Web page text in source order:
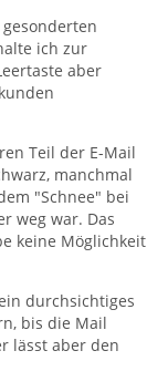
ich zur
aber
Teil der E-Mail
manchmal
"Schnee" bei
weg war. Das
keine Möglichkeit
durchsichtiges
bis die Mail
lässt aber den